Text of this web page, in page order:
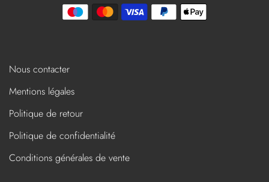
Nous contacter
Mentions légales
Politique de retour
Politique de confidentialité
Conditions générales de vente